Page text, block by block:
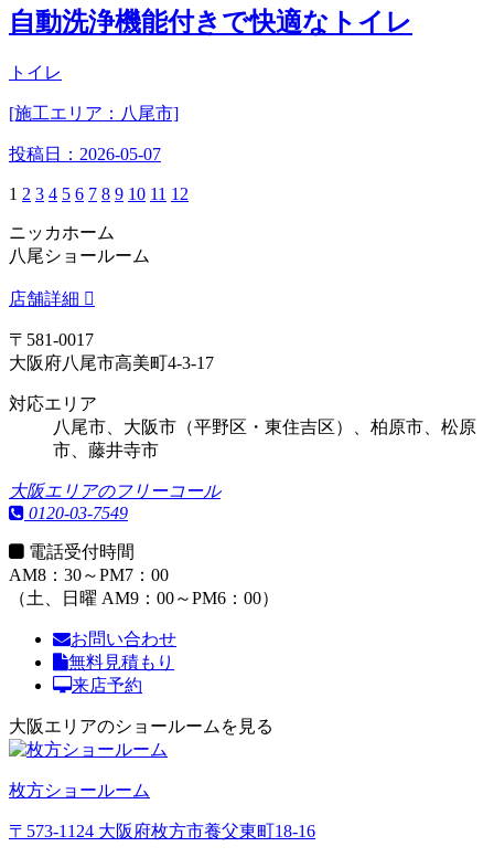
自動洗浄機能付きで快適なトイレ
トイレ
[施工エリア：八尾市]
投稿日： 2026-05-07
1 2 3 4 5 6 7 8 9 10 11 12
ニッカホーム
八尾ショールーム
店舗詳細
〒581-0017
大阪府八尾市高美町4-3-17
対応エリア
八尾市、大阪市（平野区・東住吉区）、柏原市、松原
市、藤井寺市
大阪エリアのフリーコール
0120-03-7549
電話受付時間
AM8：30～PM7：00
（土、日曜 AM9：00～PM6：00）
お問い合わせ
無料見積もり
来店予約
大阪エリアのショールームを見る
枚方ショールーム
〒573-1124 大阪府枚方市養父東町18-16